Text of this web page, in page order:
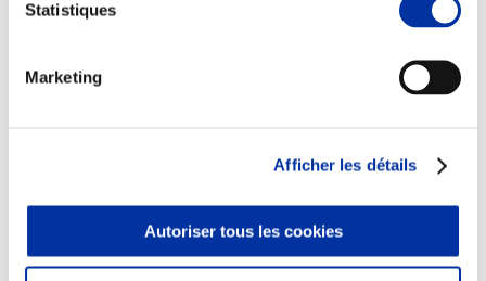
Statistiques
Marketing
Afficher les détails
Autoriser tous les cookies
Alimentation de qualité, raisonnée et durable